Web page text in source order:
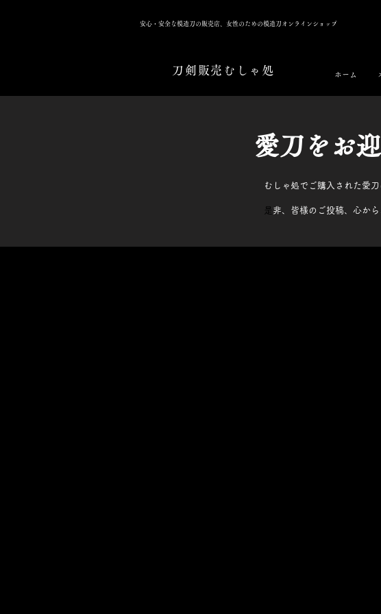
安心・安全な模造刀の販売店、女性のための模造刀オンラインショップ
刀剣販売むしゃ処 ホーム
愛刀をお
むしゃ処でご購入された愛
​ 是非、皆様のご投稿、心か